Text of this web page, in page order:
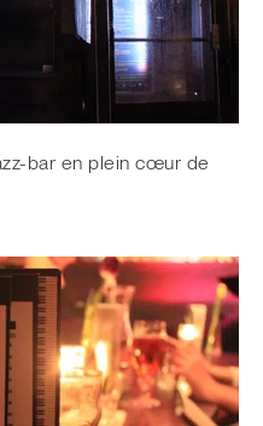
bar en plein cœur de